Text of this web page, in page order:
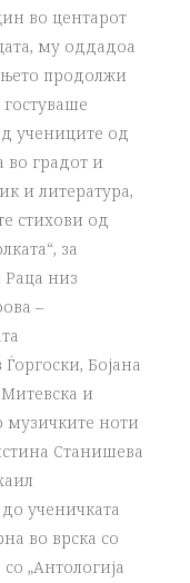
во центарот
му оддадоа
продолжи
учениците од
во градот и
и литература,
стихови од
за
низ
–
Бојана
и
ноти
Станишева
ученичката
во врска со
„Антологија